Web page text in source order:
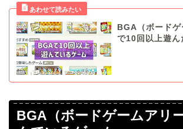
BGA（ボードゲ
で10回以上遊ん
BGA（ボードゲームアリ